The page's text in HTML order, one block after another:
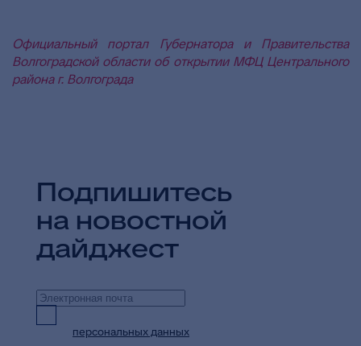
Официальный портал Губернатора и Правительства
Волгоградской области об открытии МФЦ Центрального
района г. Волгограда
Подпишитесь
на новостной
дайджест
персональных данных